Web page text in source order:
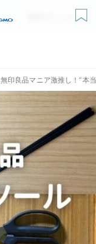
無料ダウンロード
無印良品マニア激推し！”本